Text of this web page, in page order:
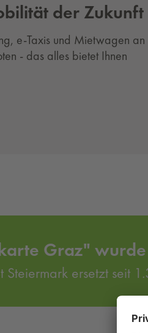
der Zu­kunft
e-Taxis und Mietwagen an
- das alles bietet Ihnen
Graz"
Steiermark ersetzt seit